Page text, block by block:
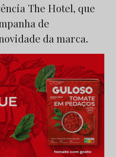
The Hotel, que
de
da marca.